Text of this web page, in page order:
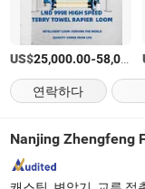
US$25,000.00-58,000.00
연락하다
Nanjing Zhengfeng